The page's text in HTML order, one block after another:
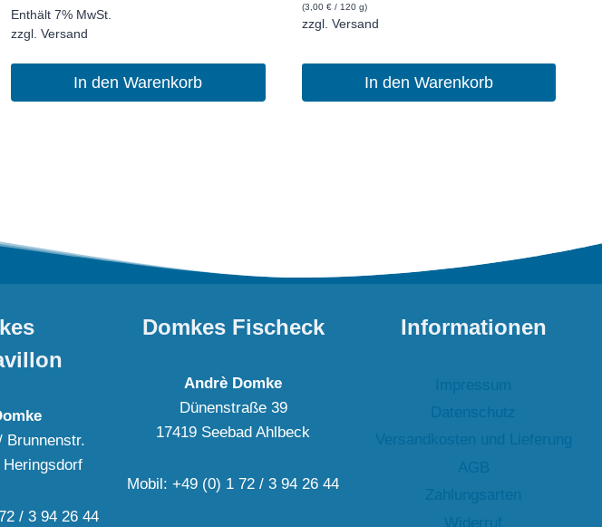
Enthält 7% MwSt.
zzgl. Versand
In den Warenkorb
(3,00 €/ 120 g)
zzgl. Versand
In den Warenkorb
Brunnenstr.
Heringsdorf
/ 3 94 26 44
Domkes Fischeck
Andrè Domke
Dünenstraße 39
17419 Seebad Ahlbeck
Mobil: +49 (0) 1 72 / 3 94 26 44
Informationen
Impressum
Datenschutz
Versandkosten und Lieferung
AGB
Zahlungsarten
Widerruf